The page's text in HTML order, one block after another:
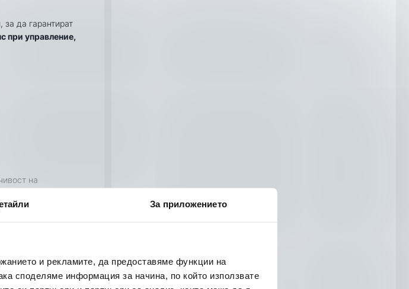
За приложението
и рекламите, да предоставяме функции на
споделяме информация за начина, по който използвате
да гарантират
при управление,
на